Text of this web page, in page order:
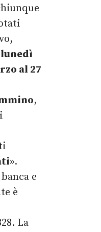
al 27
,
».
e
è
La